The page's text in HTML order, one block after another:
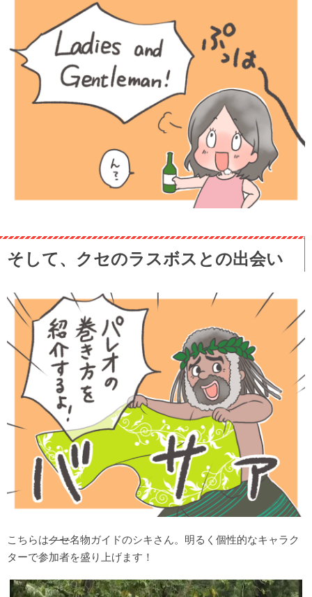
そして、クセのラスボスとの出会い
こちらはクセ名物ガイドのシキさん。明るく個性的なキャラク
ターで参加者を盛り上げます！